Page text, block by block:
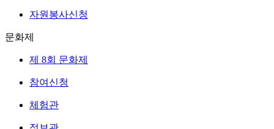
자원봉사신청
문화제
제 8회 문화제
참여신청
체험관